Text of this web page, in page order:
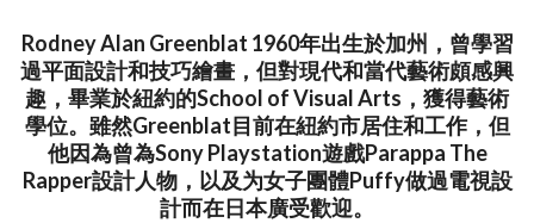
Rodney Alan Greenblat 1960年出生於加州，曾學習
過平面設計和技巧繪畫，但對現代和當代藝術頗感興
趣，畢業於紐約的School of Visual Arts，獲得藝術
學位。雖然Greenblat目前在紐約市居住和工作，但
他因為曾為Sony Playstation遊戲Parappa The
Rapper設計人物，以及为女子團體Puffy做過電視設
計而在日本廣受歡迎。